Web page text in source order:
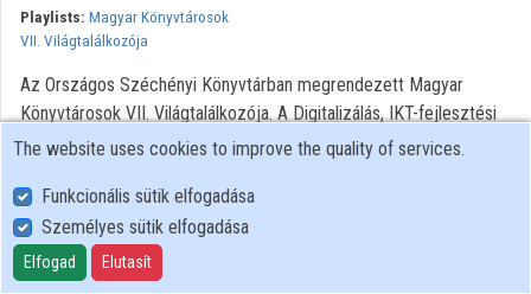
Playlists: Magyar Könyvtárosok
VII. Világtalálkozója
Az Országos Széchényi Könyvtárban megrendezett Magyar
Könyvtárosok VII. Világtalálkozója. A Digitalizálás, IKT-fejlesztési
projektek - I. szekció keretén belül Sajó Andrea előadása
User Policy
Adatkezelési tájékoztató (en)
Cookie Policy
The website uses cookies to improve the quality of services.
Funkcionális sütik elfogadása
Személyes sütik elfogadása
Elfogad Elutasít